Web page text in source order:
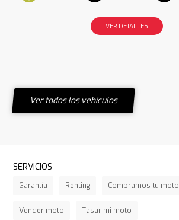
VER DETALLES
Ver todos los vehículos
SERVICIOS
Garantía Renting Compramos tu moto
Vender moto Tasar mi moto